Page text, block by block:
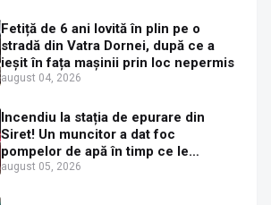
Fetiță de 6 ani lovită în plin pe o
stradă din Vatra Dornei, după ce a
ieșit în fața mașinii prin loc nepermis
august 04, 2026
Incendiu la stația de epurare din
Siret! Un muncitor a dat foc
pompelor de apă în timp ce le
alimenta cu combustibil
august 05, 2026